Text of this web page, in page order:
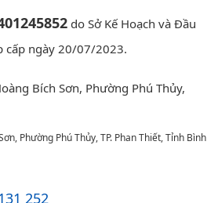
do Sở Kế Hoạch và Đầu
cấp ngày 20/07/2023.
Bích Sơn, Phường Phú Thủy,
Phường Phú Thủy, TP. Phan Thiết, Tỉnh Bình
252